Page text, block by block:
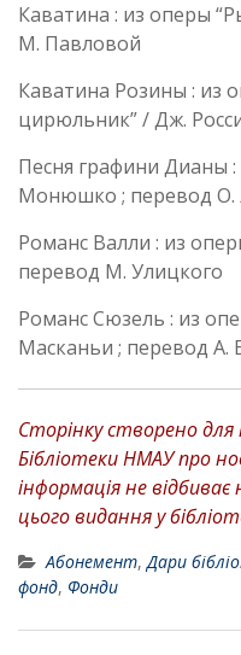
Каватина : из оперы
М. Павловой
Каватина Розины : из
цирюльник” / Дж.
Песня графини Дианы :
Монюшко ; перевод О.
Романс Валли : из
перевод М. Улицкого
Романс Сюзель : из
Масканьи ; перевод А.
Сторінку створено
Бібліотеки НМАУ про
інформація не відбиває
цього видання у
Абонемент,Дари
фонд, Фонди